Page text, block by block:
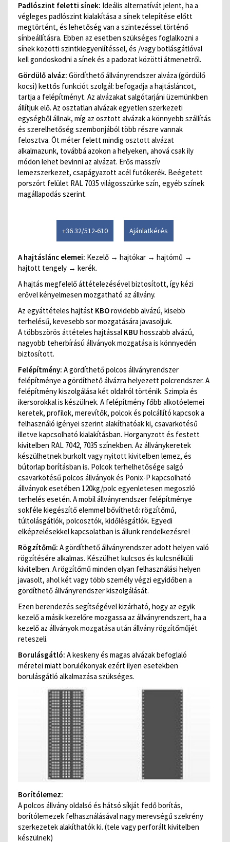
Padlószint feletti sínek: Ideális alternatívát jelent, ha a
végleges padlószint kialakítása a sínek telepítése előtt
megtörtént, és lehetőség van a szintezéssel történő
sínbeállításra. Ebben az esetben szükséges foglalkozni a
sínek közötti szintkiegyenlítéssel, és /vagy botlásgátlóval
kell gondoskodni a sínek és a padozat közötti átmenetről.
Gördülő alváz: Gördíthető állványrendszer alváza (gördülő
kocsi) kettős funkciót szolgál: befogadja a hajtásláncot,
tartja a felépítményt. Az alvázakat salgótarjáni üzemünkben
állítjuk elő. Az osztatlan alvázak egyetlen szerkezeti
egységből állnak, míg az osztott alvázak a könnyebb szállítás
és szerelhetőség szembonjából több részre vannak
felosztva. Öt méter felett mindig osztott alvázat
alkalmazunk, továbbá azokon a helyeken, ahová csak ily
módon lehet bevinni az alvázat. Erős masszív
lemezszerkezet, csapágyazott acél futókerék. Beégetett
porszórt felület RAL 7035 világosszürke szín, egyéb színek
magállapodás szerint.
+36 32/512-610 Ajánlatkérés
A hajtáslánc elemei: Kezelő → hajtókar → hajtómű →
hajtott tengely → kerék.
A hajtás megfelelő áttételezésével biztosított, így kézi
erővel kényelmesen mozgatható az állvány.
Az egyáttételes hajtást KBOrövidebb alvázú, kisebb
terhelésű, kevesebb sor mozgatására javasoljuk.
A többszörös áttételes hajtással KBU hosszabb alvázú,
nagyobb teherbírású állványok mozgatása is könnyedén
biztosított.
Felépítmény: A gördíthető polcos állványrendszer
felépítménye a gördíthető álvázra helyezett polcrendszer. A
felépítmény kiszolgálása két oldalról történik. Szimpla és
ikersorokkal is készülnek. A felépítmény főbb alkotóelemei
keretek, profilok, merevítők, polcok és polcállító kapcsok a
felhasználó igényei szerint alakíthatóak ki, csavarkötésű
illetve kapcsolható kialakításban. Horganyzott és festett
kivitelben RAL 7042, 7035 színekben. Az állványkeretek
készülhetnek burkolt vagy nyitott kivitelben lemez, és
bútorlap borításban is. Polcok terhelhetősége salgó
csavarkötésű polcos állványok és Ponix-P kapcsolható
állványok esetében 120kg/polc egyenletesen megoszló
terhelés esetén. A mobil állványrendszer felépítménye
sokféle kiegészítő elemmel bővíthető: rögzítőmű,
túltolásgátlók, polcosztók, kidőlésgátlók. Egyedi
elképzelésekkel kapcsolatban is állunk rendelkezésre!
Rögzítőmű: A gördíthető állványrendszer adott helyen való
rögzítésére alkalmas. Készülhet kulcsos és kulcsnélküli
kivitelben. A rögzítőmű minden olyan felhasználási helyen
javasolt, ahol két vagy több személy végzi egyidőben a
gördíthető állványrendszer kiszolgálását.
Ezen berendezés segítségével kizárható, hogy az egyik
kezelő a másik kezelőre mozgassa az állványrendszert, ha a
kezelő az állványok mozgatása után állvány rögzítőműjét
reteszeli.
Borulásgátló: A keskeny és magas alvázak befoglaló
méretei miatt borulékonyak ezért ilyen esetekben
borulásgátló alkalmazása szükséges.
Borítólemez:
A polcos állvány oldalsó és hátsó síkját fedő borítás,
borítólemezek felhasználásával nagy merevségű szekrény
szerkezetek alakíthatók ki. (tele vagy perforált kivitelben
készülnek)